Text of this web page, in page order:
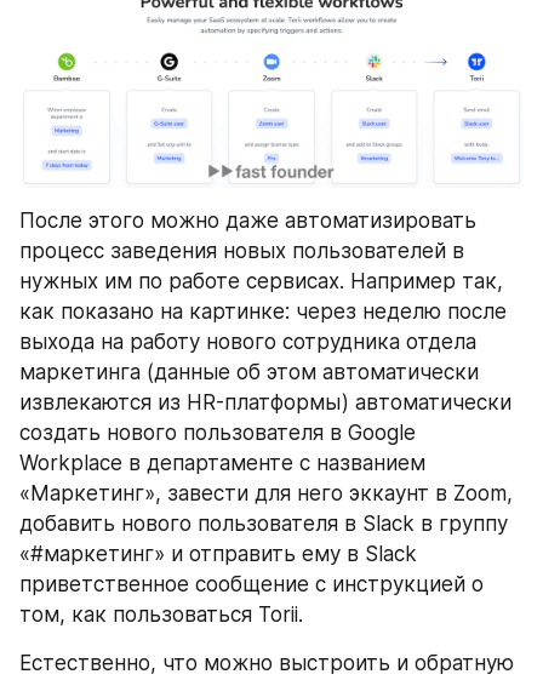
После этого можно даже автоматизировать
процесс заведения новых пользователей в
нужных им по работе сервисах. Например так,
как показано на картинке: через неделю после
выхода на работу нового сотрудника отдела
маркетинга (данные об этом автоматически
извлекаются из HR-платформы) автоматически
создать нового пользователя в Google
Workplace в департаменте с названием
«Маркетинг», завести для него эккаунт в Zoom,
добавить нового пользователя в Slack в группу
«#маркетинг» и отправить ему в Slack
приветственное сообщение с инструкцией о
том, как пользоваться Torii.
Естественно, что можно выстроить и обратную